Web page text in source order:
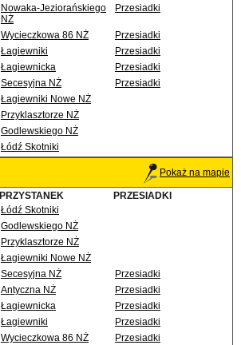
Nowaka-Jeziorańskiego
NŻ
Przesiadki
Wycieczkowa 86 NŻ
Przesiadki
Łagiewniki
Przesiadki
Łagiewnicka
Przesiadki
Secesyjna NŻ
Przesiadki
Łagiewniki Nowe NŻ
Przyklasztorze NŻ
Godlewskiego NŻ
Łódź Skotniki
Pokaż na mapie
PRZYSTANEK
PRZESIADKI
Łódź Skotniki
Godlewskiego NŻ
Przyklasztorze NŻ
Łagiewniki Nowe NŻ
Secesyjna NŻ
Przesiadki
Antyczna NŻ
Przesiadki
Łagiewnicka
Przesiadki
Łagiewniki
Przesiadki
Wycieczkowa 86 NŻ
Przesiadki